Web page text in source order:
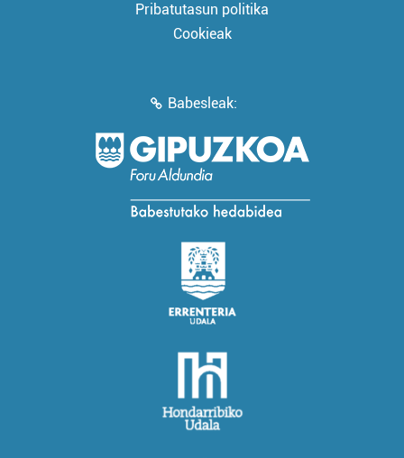
Pribatutasun politika
Cookieak
Babesleak: